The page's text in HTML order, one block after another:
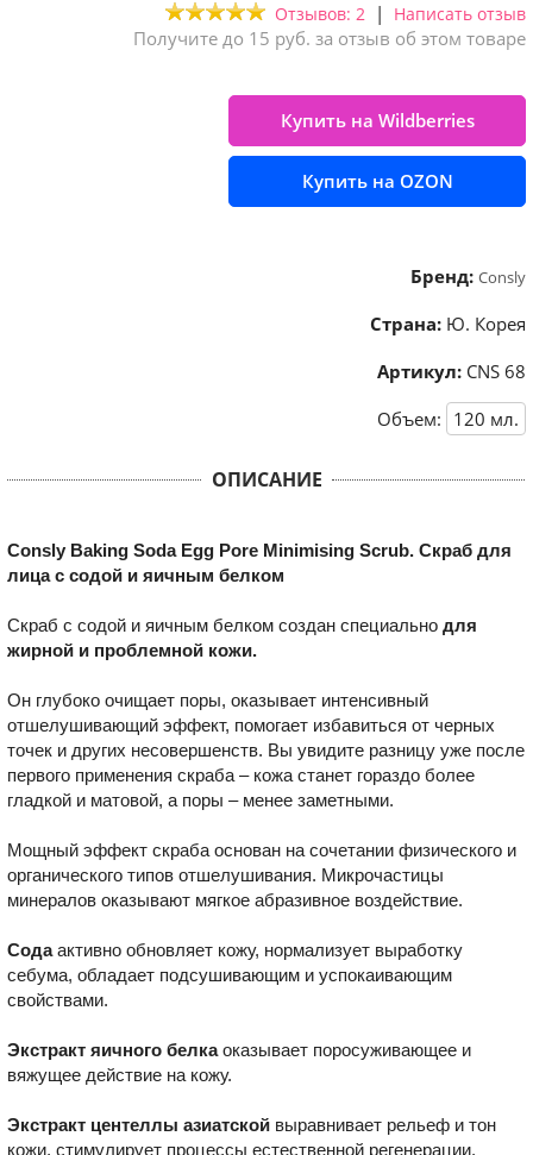
Отзывов: 2 | Написать отзыв
Получите до 15 руб. за отзыв об этом товаре
Купить на Wildberries
Купить на OZON
Бренд: Consly
Страна: Ю. Корея
Артикул: CNS 68
Объем: 120 мл.
ОПИСАНИЕ
Consly Baking Soda Egg Pore Minimising Scrub. Скраб для
лица с содой и яичным белком
Скраб с содой и яичным белком создан специально для
жирной и проблемной кожи.
Он глубоко очищает поры, оказывает интенсивный
отшелушивающий эффект, помогает избавиться от черных
точек и других несовершенств. Вы увидите разницу уже после
первого применения скраба – кожа станет гораздо более
гладкой и матовой, а поры – менее заметными.
Мощный эффект скраба основан на сочетании физического и
органического типов отшелушивания. Микрочастицы
минералов оказывают мягкое абразивное воздействие.
Содаактивно обновляет кожу, нормализует выработку
себума, обладает подсушивающим и успокаивающим
свойствами.
Экстракт яичного белкаоказывает поросуживающее и
вяжущее действие на кожу.
Экстракт центеллы азиатской выравнивает рельеф и тон
кожи, стимулирует процессы естественной регенерации.